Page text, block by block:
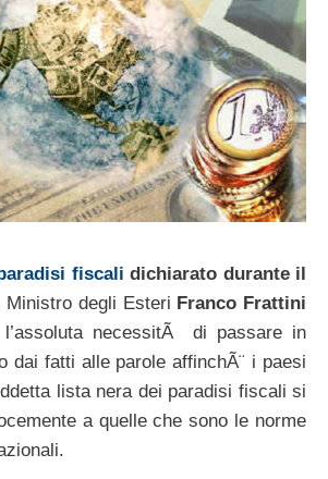
fiscali dichiarato durante il
degli Esteri Franco Frattini
necessitÃ di passare in
dai fatti alle parole affinchÃ¨ i paesi
lista nera dei paradisi fiscali si
a quelle che sono le norme